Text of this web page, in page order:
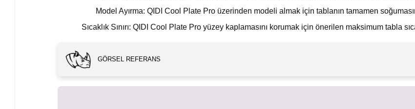
Model Ayırma: QIDI Cool Plate Pro üzerinden modeli almak için tablanın tamamen
Sıcaklık Sınırı: QIDI Cool Plate Pro yüzey kaplamasını korumak için önerilen maksimum tabla
GÖRSEL REFERANS